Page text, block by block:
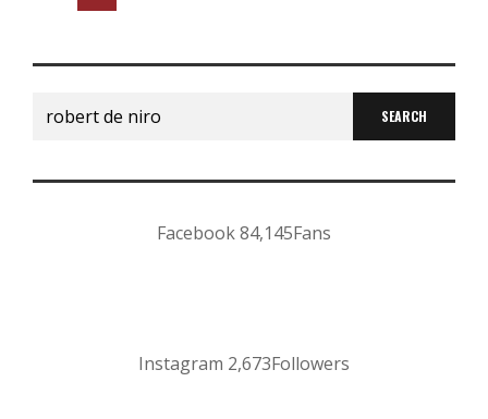
Search
for:
Facebook84,145Fans
Instagram 2,673Followers